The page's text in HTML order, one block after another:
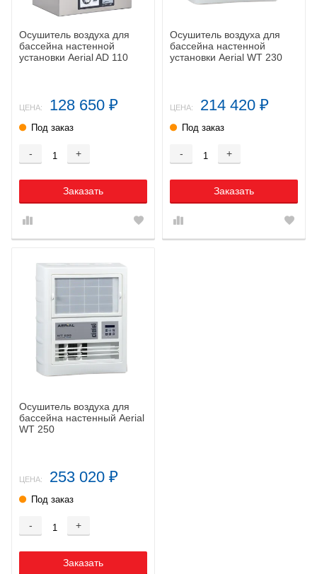
Осушитель воздуха для
бассейна настенной
установки Aerial AD 110
ЦЕНА: 128 650 ₽
Под заказ
- +
Заказать
Осушитель воздуха для
бассейна настенной
установки Aerial WT 230
ЦЕНА: 214 420 ₽
Под заказ
- +
Заказать
Осушитель воздуха для
бассейна настенный Aerial
WT 250
ЦЕНА: 253 020 ₽
Под заказ
- +
Заказать